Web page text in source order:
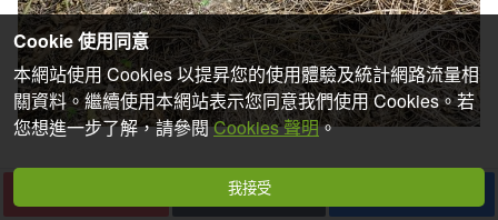
下一篇
Cookie 使用同意
本網站使用 Cookies 以提昇您的使用體驗及統計網路流量相
關資料。繼續使用本網站表示您同意我們使用 Cookies。若
您想進一步了解，請參閱Cookies 聲明。
我接受